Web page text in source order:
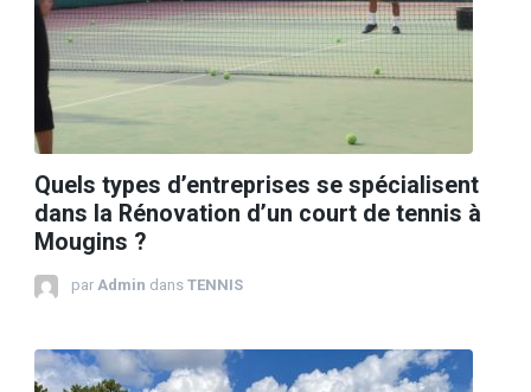
Quels types d’entreprises se spécialisent
dans la Rénovation d’un court de tennis à
Mougins ?
par Admin dans TENNIS